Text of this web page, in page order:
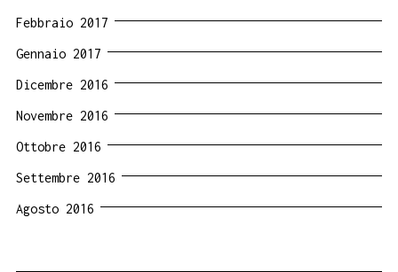
Febbraio 2017
Gennaio 2017
Dicembre 2016
Novembre 2016
Ottobre 2016
Settembre 2016
Agosto 2016